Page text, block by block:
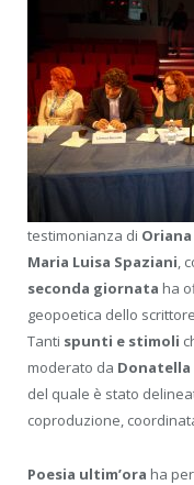
testimonianza di
Maria Luisa Spaziani,
seconda giornata ha
geopoetica dello scrittore
Tanti spunti e stimoli
moderato da Donatella
del quale è stato
coproduzione,
Poesia ultim’ora ha